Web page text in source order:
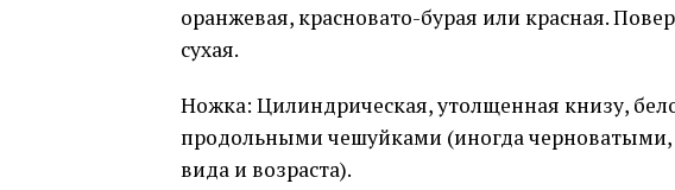
оранжевая, красновато-бурая или красная.
сухая.
Ножка: Цилиндрическая, утолщенная книзу,
продольными чешуйками (иногда черноватыми,
вида и возраста).